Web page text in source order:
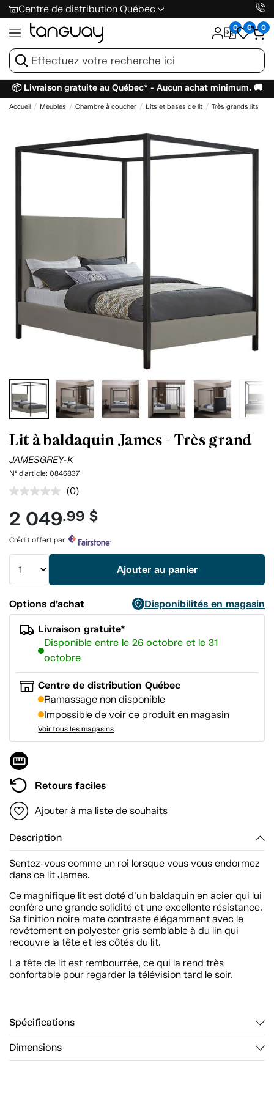
Centre de distribution Québec
0 0 0
📦 Livraison gratuite au Québec* - Aucun achat minimum. 🚚
Accueil Meubles Chambre à coucher Lits et bases de lit Très grands lits
Lit à baldaquin James - Très grand
JAMESGREY-K
N° d'article: 0846837
Aucune
pour
ce
produit.
Lien
vers
page.
(0)
2 049.99 $
Crédit offert par
Ajouter au panier
Options d’achat
Disponibilités en magasin
Livraison gratuite*
Disponible entre le 26 octobre et le 31
octobre
Centre de distribution Québec
Ramassage non disponible
Impossible de voir ce produit en magasin
Voir tous les magasins
Retours faciles
Ajouter à ma liste de souhaits
Description
Sentez-vous comme un roi lorsque vous vous endormez
dans ce lit James.
Ce magnifique lit est doté d'un baldaquin en acier qui lui
confère une grande solidité et une excellente résistance.
Sa finition noire mate contraste élégamment avec le
revêtement en polyester gris semblable à du lin qui
recouvre la tête et les côtés du lit.
La tête de lit est rembourrée, ce qui la rend très
confortable pour regarder la télévision tard le soir.
Spécifications
Dimensions